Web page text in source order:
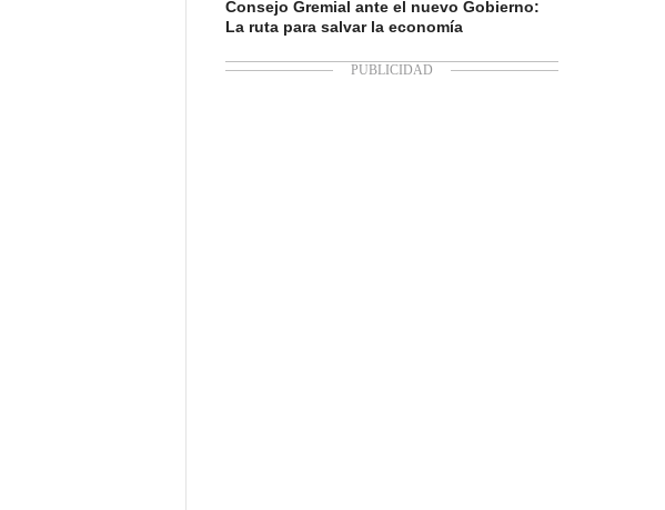
Consejo Gremial ante el nuevo Gobierno:
La ruta para salvar la economía